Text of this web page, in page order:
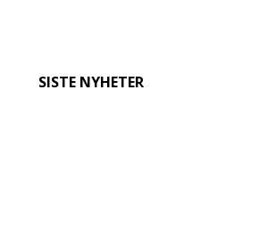
SISTE NYHETER